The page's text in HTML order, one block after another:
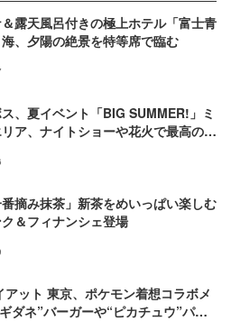
露天風呂付きの極上ホテル「富士青
、夕陽の絶景を特等席で臨む
、夏イベント「BIG SUMMER!」ミ
ア、ナイトショーや花火で最高の夏
摘み抹茶」新茶をめいっぱい楽しむ
＆フィナンシェ登場
アット 東京、ポケモン着想コラボメ
ダネ”バーガーや“ピカチュウ”パフ